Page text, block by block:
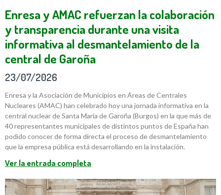
Enresa y AMAC refuerzan la colaboración
y transparencia durante una visita
informativa al desmantelamiento de la
central de Garoña
23/07/2026
Enresa y la Asociación de Municipios en Áreas de Centrales
Nucleares (AMAC) han celebrado hoy una jornada informativa en la
central nuclear de Santa María de Garoña (Burgos) en la que más de
40 representantes municipales de distintos puntos de España han
podido conocer de forma directa el proceso de desmantelamiento
que la empresa pública está desarrollando en la instalación.
Ver la entrada completa